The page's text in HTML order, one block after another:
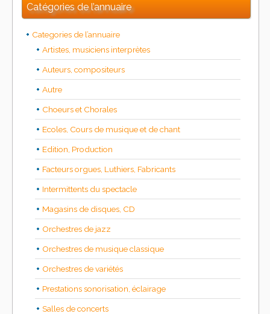
Catégories de l’annuaire
Categories de l’annuaire
Artistes, musiciens interprètes
Auteurs, compositeurs
Autre
Choeurs et Chorales
Ecoles, Cours de musique et de chant
Edition, Production
Facteurs orgues, Luthiers, Fabricants
Intermittents du spectacle
Magasins de disques, CD
Orchestres de jazz
Orchestres de musique classique
Orchestres de variétés
Prestations sonorisation, éclairage
Salles de concerts